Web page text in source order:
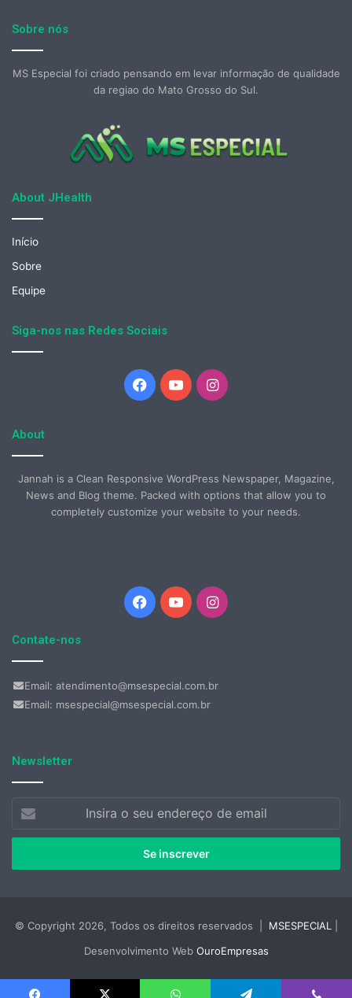
Sobre nós
MS Especial foi criado pensando em levar informação de qualidade
da regiao do Mato Grosso do Sul.
About JHealth
Início
Sobre
Equipe
Siga-nos nas Redes Sociais
Facebook
YouTubeInstagram
About
Jannah is a Clean Responsive WordPress Newspaper, Magazine,
News and Blog theme. Packed with options that allow you to
completely customize your website to your needs.
Facebook
YouTubeInstagram
Contate-nos
Email: atendimento@msespecial.com.br
Email: msespecial@msespecial.com.br
Newsletter
seu
de
© Copyright 2026, Todos os direitos reservados | MSESPECIAL
Desenvolvimento Web OuroEmpresas